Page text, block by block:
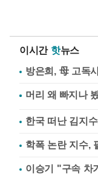
이시간 핫뉴스
방은희, 母 고독
한국 떠난 김지
학폭 논란 지수,
이승기 "구속 차